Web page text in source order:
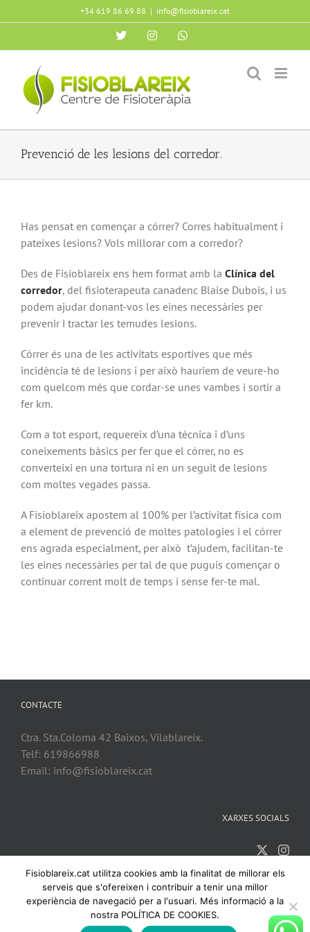
to
+34 619 86 69 88 | info@fisioblareix.cat
X InstagramWhatsApp
Prevenció de les lesions del corredor.
Has pensat en començar a córrer? Corres habitualment i
pateixes lesions? Vols millorar com a corredor?
Des de Fisioblareix ens hem format amb la Clínica del
corredor, del fisioterapeuta canadenc Blaise Dubois, i us
podem ajudar donant-vos les eines necessàries per
prevenir i tractar les temudes lesions.
Córrer és una de les activitats esportives que més
incidència té de lesions i per això hauriem de veure-ho
com quelcom més que cordar-se unes vambes i sortir a
fer km.
Com a tot esport, requereix d’una tècnica i d’uns
coneixements bàsics per fer que el córrer, no es
converteixi en una tortura ni en un seguit de lesions
com moltes vegades passa.
A Fisioblareix apostem al 100% per l’activitat física com
a element de prevenció de moltes patologies i el córrer
ens agrada especialment, per això t’ajudem, facilitan-te
les eines necessàries per tal de que puguis començar o
continuar corrent molt de temps i sense fer-te mal.
CONTACTE
Ctra. Sta.Coloma 42 Baixos, Vilablareix.
Telf: 619866988
Email: info@fisioblareix.cat
XARXES SOCIALS
Fisioblareix.cat utilitza cookies amb la finalitat de millorar els
serveis que s'ofereixen i contribuir a tenir una millor
experiència de navegació per a l'usuari. Més informació a la
nostra POLÍTICA DE COOKIES.